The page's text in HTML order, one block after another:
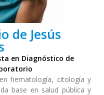
de Jesús
en Diagnóstico de
hematología, citología y
base en salud pública y